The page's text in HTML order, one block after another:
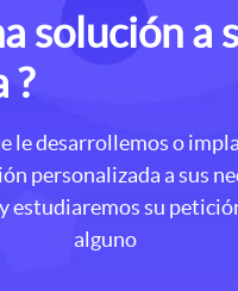
solución a
?
le desarrollemos o
personalizada a sus
estudiaremos su
alguno